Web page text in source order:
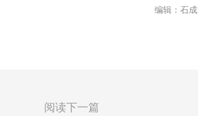
编辑：石成
阅读下一篇